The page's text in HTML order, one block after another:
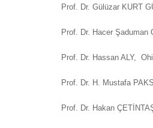
Prof. Dr. Gülüzar KURT
Prof. Dr. Hacer
Prof. Dr. Hassan ALY,
Prof. Dr. H. Mustafa
Prof. Dr. Hakan